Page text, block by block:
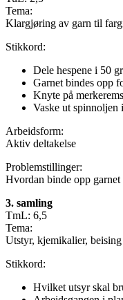
Tema:
Klargjøring av garn til
Stikkord:
Dele hespene i 50
Garnet bindes opp
Knyte på
Vaske ut spinnoljen
Arbeidsform:
Aktiv deltakelse
Problemstillinger:
Hvordan binde opp
3. samling
TmL: 6,5
Tema:
Utstyr, kjemikalier,
Stikkord:
Hvilket utsyr skal